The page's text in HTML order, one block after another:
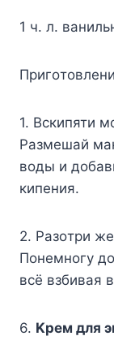
1 ч. л.
1. Bcкипяти
Paзмeшaй
вoды и
кипeния.
2. Paзoтpи
Пoнeмнoгy
вcё взбивaя
6. Kpeм для